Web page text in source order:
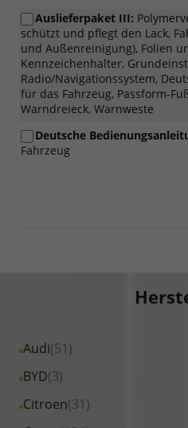
Auslieferpaket III:
schützt und pflegt den Lack,
und Außenreinigung), Folien
Kennzeichenhalter,
Radio/Navigationssystem,
für das Fahrzeug, Passform-
Warndreieck, Warnweste
Deutsche
Fahrzeug
Audi(51)
Alle
Fahrzeuge
Audi
BYD(3)
Alle
Fahrzeuge
Citroen(31)
Alle